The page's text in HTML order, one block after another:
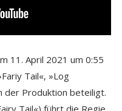
11. April 2021 um 0:55
Tail«, »Log
der Produktion beteiligt.
Tail«) führt die Regie